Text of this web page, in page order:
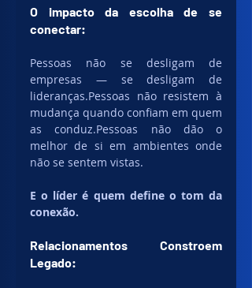
O impacto da escolha de se
conectar:
Pessoas não se desligam de
empresas — se desligam de
lideranças.Pessoas não resistem à
mudança quando confiam em quem
as conduz.Pessoas não dão o
melhor de si em ambientes onde
não se sentem vistas.
E o líder é quem define o tom da
conexão.
Relacionamentos Constroem
Legado: